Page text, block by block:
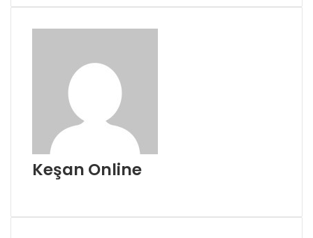
posta
Keşan Online